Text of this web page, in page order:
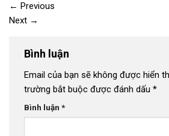
← Previous
Next →
Bình luận
Email của bạn sẽ không được hiển
trường bắt buộc được đánh dấu *
Bình luận *